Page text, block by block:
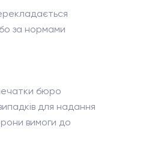
за нормами
бюро
для надання
вимоги до